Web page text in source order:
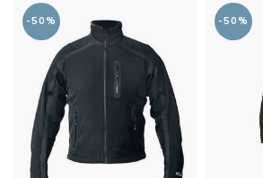
-50% -50%